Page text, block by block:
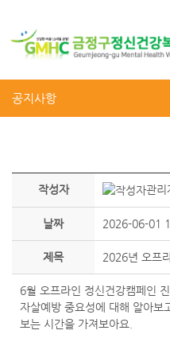
공지사항
작성자 관리
날짜 2026-06-01
제목 2026년 오프
6월 오프라인 정신건강캠페인
자살예방 중요성에 대해 알아보
보는 시간을 가져보아요.